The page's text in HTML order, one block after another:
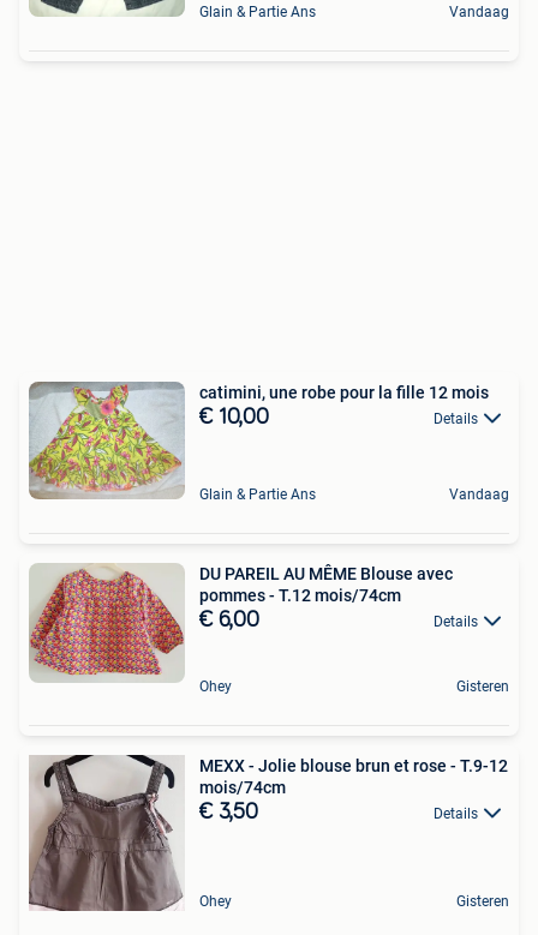
Glain & Partie Ans Vandaag
catimini, une robe pour la fille 12 mois
€ 10,00 Details
Glain & Partie Ans Vandaag
DU PAREIL AU MÊME Blouse avec
pommes - T.12 mois/74cm
€ 6,00 Details
Ohey Gisteren
MEXX - Jolie blouse brun et rose - T.9-12
mois/74cm
€ 3,50 Details
Ohey Gisteren